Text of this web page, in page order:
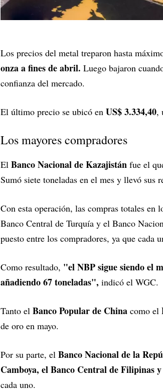
Los precios del metal treparon hasta
onza a fines de abril. Luego bajaron
confianza del mercado.
El último precio se ubicó en US$ 3.334,40,
Los mayores compradores
El Banco Nacional de Kazajistán fue el
Sumó siete toneladas en el mes y llevó sus
Con esta operación, las compras totales en
Banco Central de Turquía y el Banco
puesto entre los compradores, ya que cada
Como resultado, "el NBP sigue siendo el
añadiendo 67 toneladas", indicó el WGC.
Tanto el Banco Popular de China como el
de oro en mayo.
Por su parte, el Banco Nacional de la
Camboya, el Banco Central de Filipinas
cada uno.